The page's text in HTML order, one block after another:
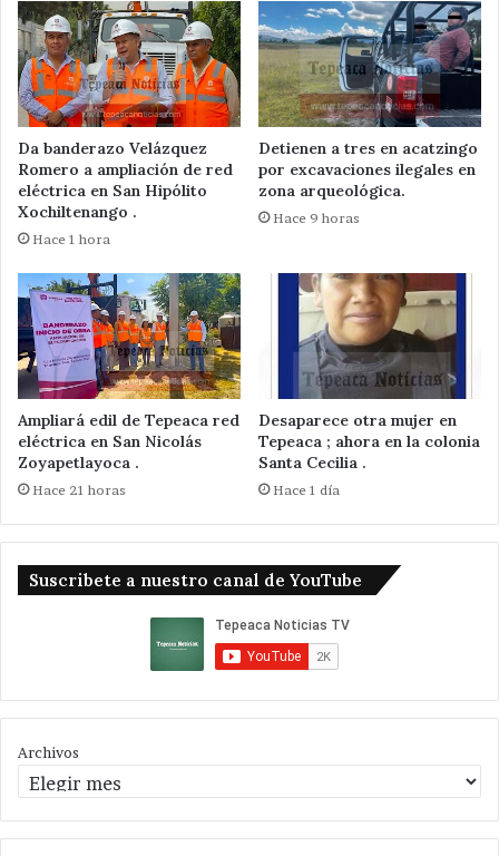
Da banderazo Velázquez
Romero a ampliación de red
eléctrica en San Hipólito
Xochiltenango .
Hace 1 hora
Detienen a tres en acatzingo
por excavaciones ilegales en
zona arqueológica.
Hace 9 horas
Ampliará edil de Tepeaca red
eléctrica en San Nicolás
Zoyapetlayoca .
Hace 21 horas
Desaparece otra mujer en
Tepeaca ; ahora en la colonia
Santa Cecilia .
Hace 1 día
Suscribete a nuestro canal de YouTube
Archivos